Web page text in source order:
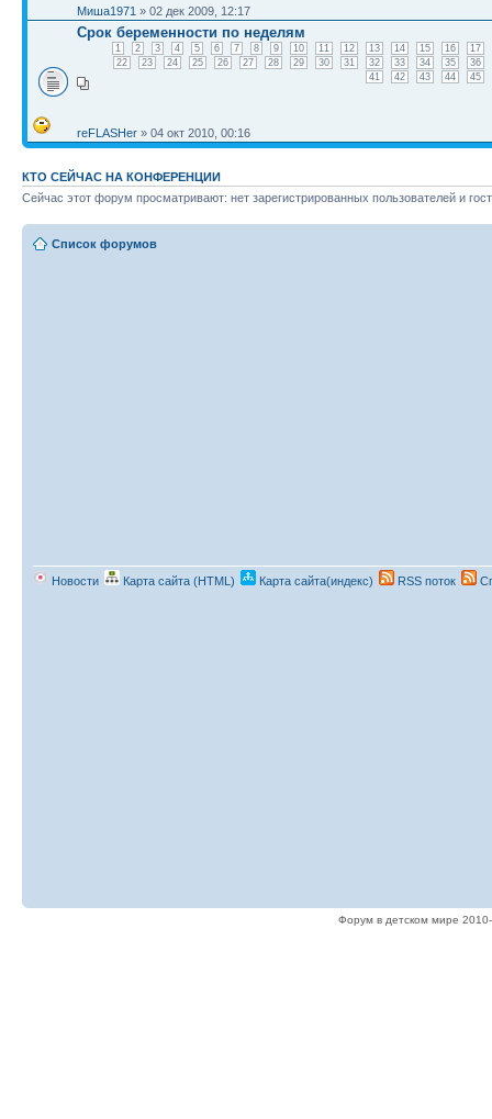
Миша1971 » 02 дек 2009, 12:17
Срок беременности по неделям
1 2 3 4 5 6 7 8 9 10 11 12 13 14 15 16
17
22
23 24 25 26 27 28 29 30 31 32 33 34 35
36
41
42 43 44 45
reFLASHer » 04 окт 2010, 00:16
КТО СЕЙЧАС НА КОНФЕРЕНЦИИ
Сейчас этот форум просматривают: нет зарегистрированных пользователей и
Список форумов
Новости Карта сайта (HTML) Карта сайта(индекс) RSS поток
Форум в детском мире